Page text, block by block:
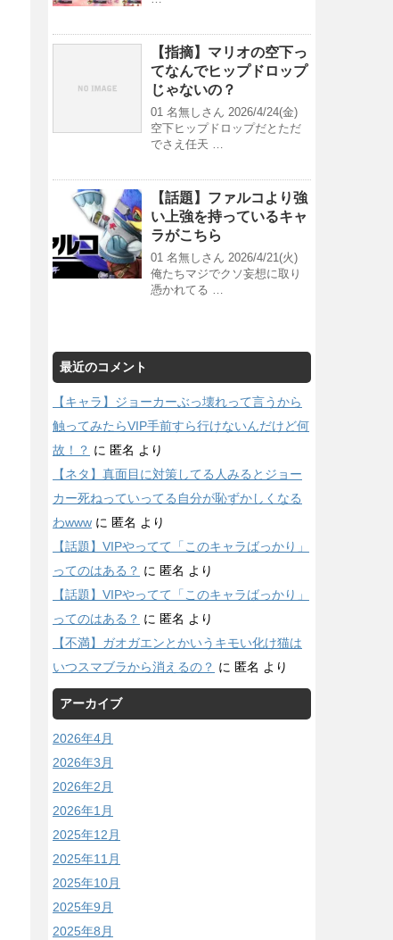
【指摘】マリオの空下っ
てなんでヒップドロップ
じゃないの？
01 名無しさん 2026/4/24(金)
空下ヒップドロップだとただ
でさえ任天 …
【話題】ファルコより強
い上強を持っているキャ
ラがこちら
01 名無しさん 2026/4/21(火)
俺たちマジでクソ妄想に取り
憑かれてる …
最近のコメント
【キャラ】ジョーカーぶっ壊れって言うから
触ってみたらVIP手前すら行けないんだけど何
故！？ に 匿名 より
【ネタ】真面目に対策してる人みるとジョー
カー死ねっていってる自分が恥ずかしくなる
わwww に 匿名 より
【話題】VIPやってて「このキャラばっかり」
ってのはある？ に 匿名 より
【話題】VIPやってて「このキャラばっかり」
ってのはある？ に 匿名 より
【不満】ガオガエンとかいうキモい化け猫は
いつスマブラから消えるの？ に 匿名 より
アーカイブ
2026年4月
2026年3月
2026年2月
2026年1月
2025年12月
2025年11月
2025年10月
2025年9月
2025年8月